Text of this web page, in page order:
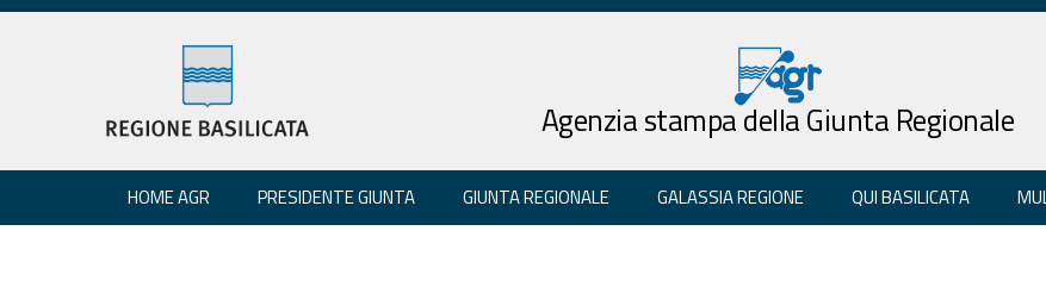
Agenzia stampa della Giunta Regionale
HOME AGR PRESIDENTE GIUNTA GIUNTA REGIONALE GALASSIA REGIONE QUI BASILICATA